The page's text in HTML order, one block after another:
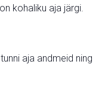
kohaliku aja järgi.
aja andmeid ning